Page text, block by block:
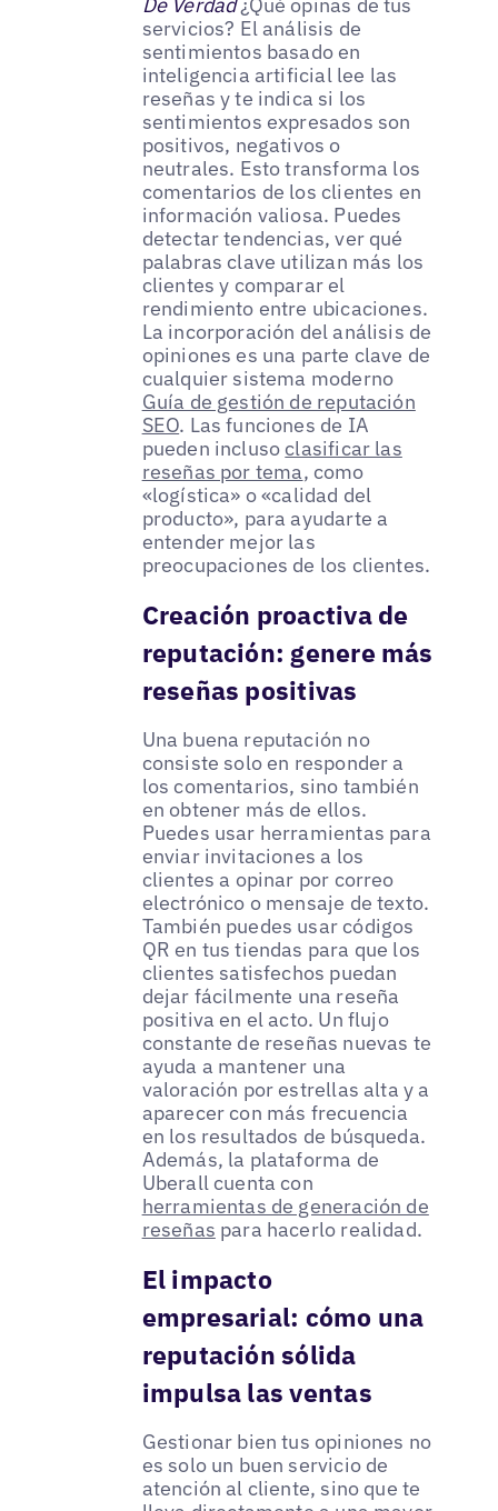
De Verdad¿Qué opinas de tus
servicios? El análisis de
sentimientos basado en
inteligencia artificial lee las
reseñas y te indica si los
sentimientos expresados son
positivos, negativos o
neutrales. Esto transforma los
comentarios de los clientes en
información valiosa. Puedes
detectar tendencias, ver qué
palabras clave utilizan más los
clientes y comparar el
rendimiento entre ubicaciones.
La incorporación del análisis de
opiniones es una parte clave de
cualquier sistema moderno
Guía de gestión de reputación
SEO. Las funciones de IA
pueden inclusoclasificar las
reseñas por tema, como
«logística» o «calidad del
producto», para ayudarte a
entender mejor las
preocupaciones de los clientes.
Creación proactiva de
reputación: genere más
reseñas positivas
Una buena reputación no
consiste solo en responder a
los comentarios, sino también
en obtener más de ellos.
Puedes usar herramientas para
enviar invitaciones a los
clientes a opinar por correo
electrónico o mensaje de texto.
También puedes usar códigos
QR en tus tiendas para que los
clientes satisfechos puedan
dejar fácilmente una reseña
positiva en el acto. Un flujo
constante de reseñas nuevas te
ayuda a mantener una
valoración por estrellas alta y a
aparecer con más frecuencia
en los resultados de búsqueda.
Además, la plataforma de
Uberall cuenta con
herramientas de generación de
reseñas para hacerlo realidad.
El impacto
empresarial: cómo una
reputación sólida
impulsa las ventas
Gestionar bien tus opiniones no
es solo un buen servicio de
atención al cliente, sino que te